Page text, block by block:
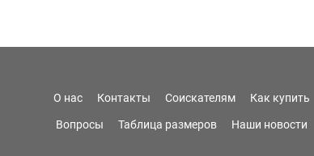
О нас Контакты Соискателям Как купить
Вопросы Таблица размеров Наши новости